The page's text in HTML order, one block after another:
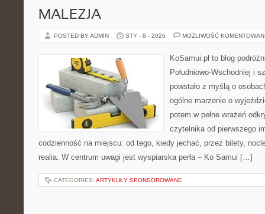
MALEZJA
POSTED BY ADMIN STY - 8 - 2026 MOŻLIWOŚĆ
KoSamui.pl to blog
Południowo-Wschodniej i
powstało z myślą o
ogólne marzenie o
potem w pełne wrażeń
czytelnika od pierwszego
codzienność na miejscu: od tego, kiedy jechać, przez bilety,
realia. W centrum uwagi jest wyspiarska perła – Ko Samui […]
CATEGORIES: ARTYKUŁY SPONSOROWANE